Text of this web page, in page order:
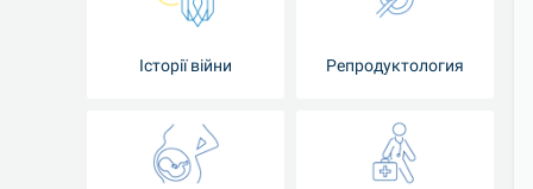
Iсторії війни Репродуктология